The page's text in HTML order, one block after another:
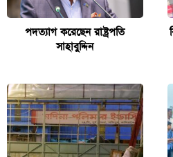
পদত্যাগ করেছেন রাষ্ট্রপতি
সাহাবুদ্দিন